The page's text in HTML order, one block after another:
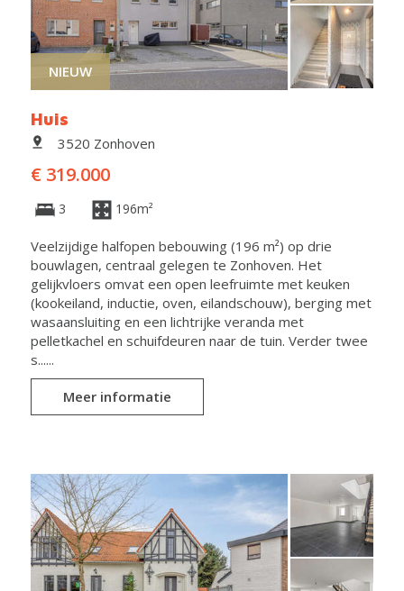
NIEUW
Huis
3520 Zonhoven
€ 319.000
3 196m²
Veelzijdige halfopen bebouwing (196 m²) op drie
bouwlagen, centraal gelegen te Zonhoven. Het
gelijkvloers omvat een open leefruimte met keuken
(kookeiland, inductie, oven, eilandschouw), berging met
wasaansluiting en een lichtrijke veranda met
pelletkachel en schuifdeuren naar de tuin. Verder twee
s......
Meer informatie